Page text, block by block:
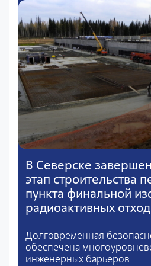
В Северске
этап строительства
пункта финальной
радиоактивных
Долговременная
обеспечена
инженерных барьеров